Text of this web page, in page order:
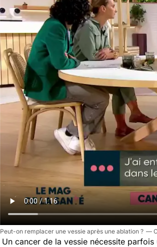
Peut-on remplacer une vessie après une ablation ?
Un cancer de la vessie nécessite